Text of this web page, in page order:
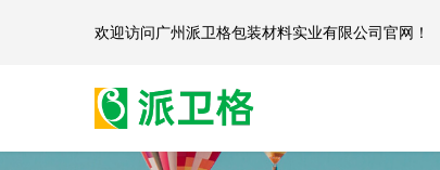
欢迎访问广州派卫格包装材料实业有限公司官网